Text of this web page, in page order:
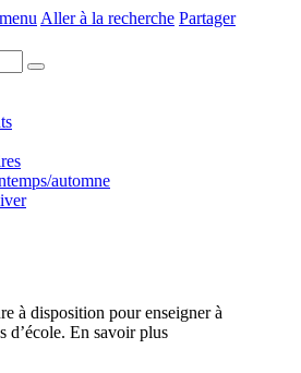
Aller à la recherche Partager
automne
à disposition pour enseigner à
d’école. En savoir plus